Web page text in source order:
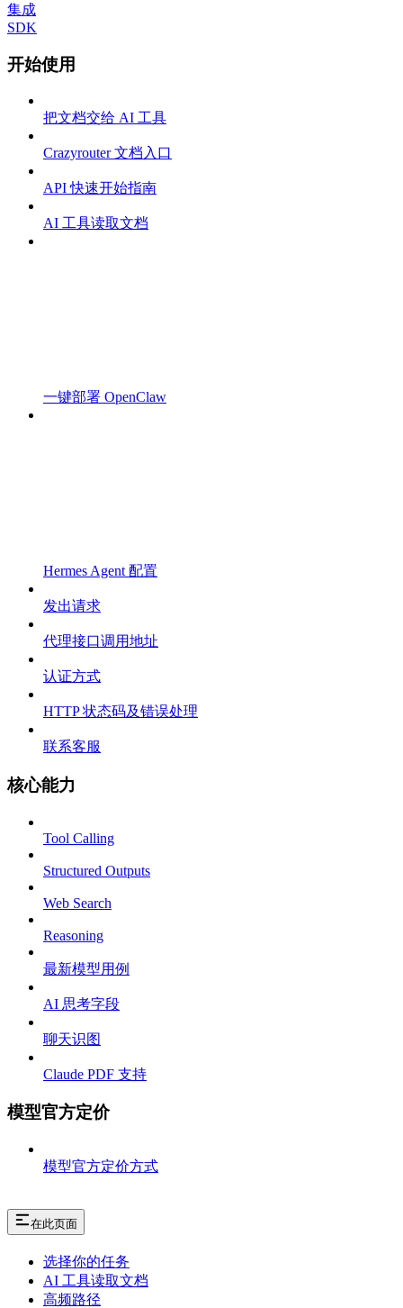
集成
SDK
开始使用
把文档交给 AI 工具
Crazyrouter 文档入口
API 快速开始指南
AI 工具读取文档
一键部署 OpenClaw
Hermes Agent 配置
发出请求
代理接口调用地址
认证方式
HTTP 状态码及错误处理
联系客服
核心能力
Tool Calling
Structured Outputs
Web Search
Reasoning
最新模型用例
AI 思考字段
聊天识图
Claude PDF 支持
模型官方定价
模型官方定价方式
在此页面
选择你的任务
AI 工具读取文档
高频路径